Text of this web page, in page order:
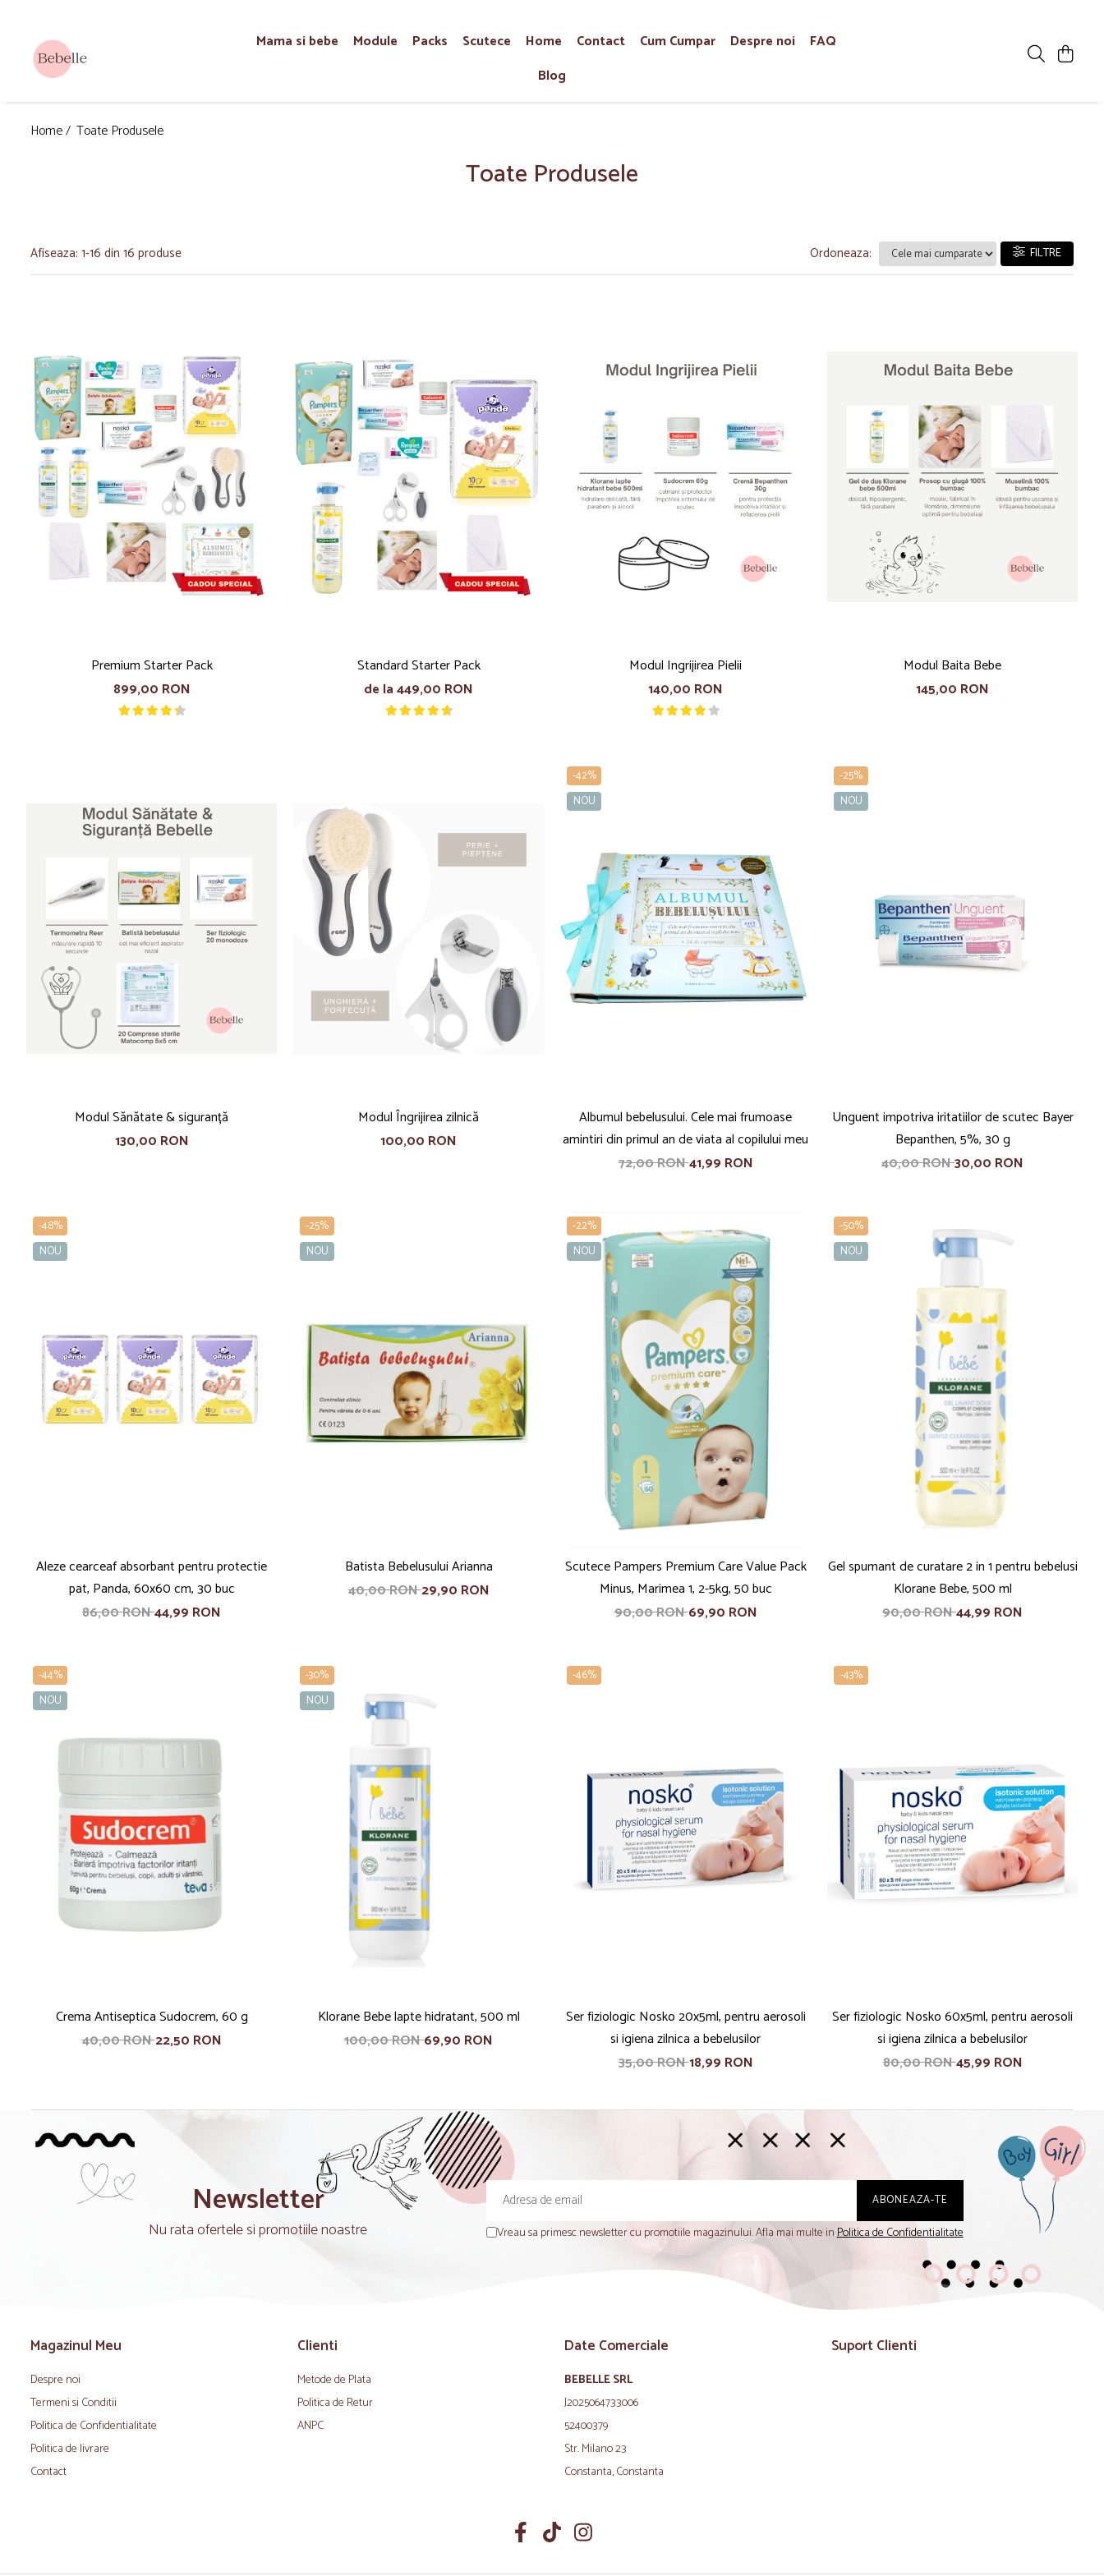
Mama si bebe Module Packs Scutece Home Contact Cum Cumpar Despre noi
FAQ
Blog
Home / Toate Produsele
Toate Produsele
Afiseaza: 1-16 din 16 produse FILTRE
Ordoneaza:
Premium Starter Pack
899,00 RON
Standard Starter Pack
de la 449,00 RON
Modul Ingrijirea Pielii
140,00 RON
Modul Baita Bebe
145,00 RON
Modul Sănătate & siguranță
130,00 RON
Modul Îngrijirea zilnică
100,00 RON
-42%
NOU
Albumul bebelusului. Cele mai frumoase
amintiri din primul an de viata al copilului meu
72,00 RON41,99 RON
-25%
NOU
Unguent impotriva iritatiilor de scutec Bayer
Bepanthen, 5%, 30 g
40,00 RON30,00 RON
-48%
NOU
Aleze cearceaf absorbant pentru protectie
pat, Panda, 60x60 cm, 30 buc
86,00 RON44,99 RON
-25%
NOU
Batista Bebelusului Arianna
40,00 RON29,90 RON
-22%
NOU
Scutece Pampers Premium Care Value Pack
Minus, Marimea 1, 2-5kg, 50 buc
90,00 RON69,90 RON
-50%
NOU
Gel spumant de curatare 2 in 1 pentru bebelusi
Klorane Bebe, 500 ml
90,00 RON44,99 RON
-44%
NOU
Crema Antiseptica Sudocrem, 60 g
40,00 RON22,50 RON
-30%
NOU
Klorane Bebe lapte hidratant, 500 ml
100,00 RON69,90 RON
-46%
Ser fiziologic Nosko 20x5ml, pentru aerosoli
si igiena zilnica a bebelusilor
35,00 RON18,99 RON
-43%
Ser fiziologic Nosko 60x5ml, pentru aerosoli
si igiena zilnica a bebelusilor
80,00 RON45,99 RON
Newsletter
Nu rata ofertele si promotiile noastre Vreau sa primesc newsletter cu promotiile magazinului. Afla mai multe inPolitica de Confidentialitate
Magazinul Meu
Despre noi
Termeni si Conditii
Politica de Confidentialitate
Politica de livrare
Contact
Clienti
Metode de Plata
Politica de Retur
ANPC
Date Comerciale
BEBELLE SRL
J2025064733006
52400379
Str. Milano 23
Constanta, Constanta
Suport Clienti